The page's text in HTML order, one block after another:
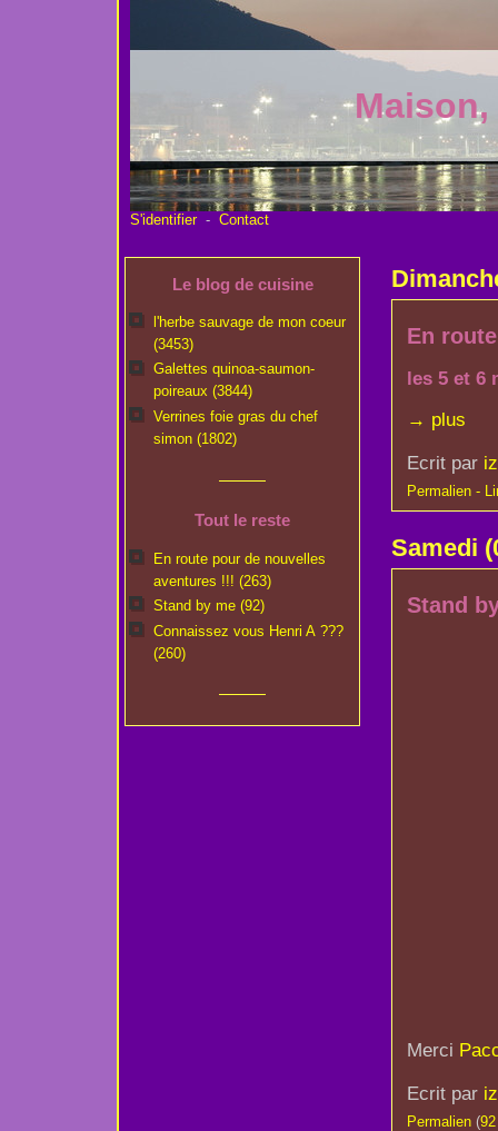
S'identifier - Contact
Le blog de cuisine
l'herbe sauvage de mon coeur
(3453)
Galettes quinoa-saumon-
poireaux (3844)
Verrines foie gras du chef
simon (1802)
Tout le reste
En route pour de nouvelles
aventures !!! (263)
Stand by me (92)
Connaissez vous Henri A ???
(260)
En
les 5 et 6
→ plus
Ecrit par
Permalien -
Samedi
Stand
Merci
Ecrit par
Permalien(